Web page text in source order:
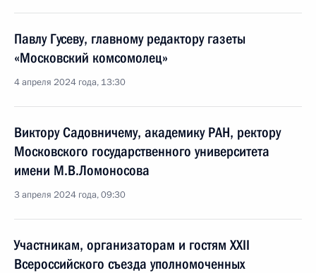
Павлу Гусеву, главному редактору газеты
«Московский комсомолец»
4 апреля 2024 года, 13:30
Виктору Садовничему, академику РАН, ректору
Московского государственного университета
имени М.В.Ломоносова
3 апреля 2024 года, 09:30
Участникам, организаторам и гостям XXII
Всероссийского съезда уполномоченных